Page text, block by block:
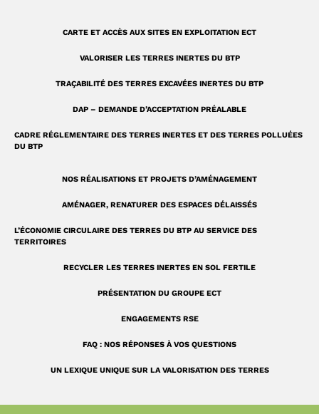
a
m
CARTE ET ACCÈS AUX SITES EN EXPLOITATION ECT
VALORISER LES TERRES INERTES DU BTP
TRAÇABILITÉ DES TERRES EXCAVÉES INERTES DU BTP
DAP – DEMANDE D’ACCEPTATION PRÉALABLE
CADRE RÉGLEMENTAIRE DES TERRES INERTES ET DES TERRES POLLUÉES
DU BTP
NOS RÉALISATIONS ET PROJETS D’AMÉNAGEMENT
AMÉNAGER, RENATURER DES ESPACES DÉLAISSÉS
L’ÉCONOMIE CIRCULAIRE DES TERRES DU BTP AU SERVICE DES
TERRITOIRES
RECYCLER LES TERRES INERTES EN SOL FERTILE
PRÉSENTATION DU GROUPE ECT
ENGAGEMENTS RSE
FAQ : NOS RÉPONSES À VOS QUESTIONS
UN LEXIQUE UNIQUE SUR LA VALORISATION DES TERRES